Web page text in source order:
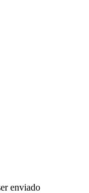
enviado